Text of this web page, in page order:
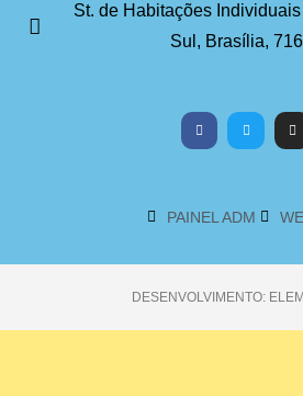
St. de Habitações
Sul, Brasília,
PAINEL ADM
DESENVOLVIMENTO: